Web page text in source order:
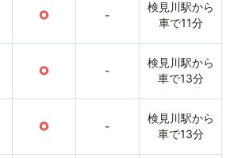
○ -
検見川駅から
車で11分
○ -
検見川駅から
車で13分
○ -
検見川駅から
車で13分